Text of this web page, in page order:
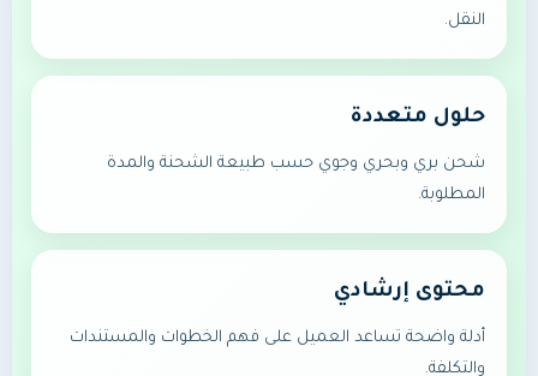
النقل.
حلول متعددة
شحن بري وبحري وجوي حسب طبيعة الشحنة والمدة
المطلوبة.
محتوى إرشادي
أدلة واضحة تساعد العميل على فهم الخطوات والمستندات
والتكلفة.